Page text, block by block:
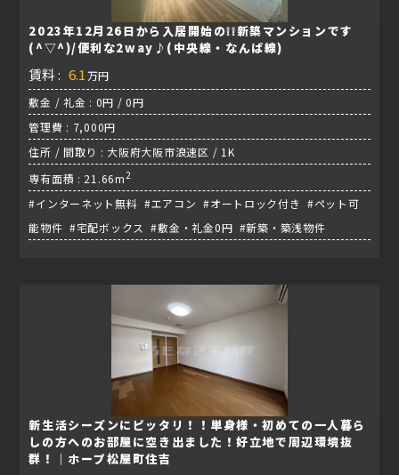
2023年12月26日から入居開始の❕❕新築マンションです
(^▽^)/便利な2way♪(中央線・なんば線)
賃料 : 6.1 万円
敷金 / 礼金 : 0円 / 0円
管理費 : 7,000円
住所 / 間取り : 大阪府大阪市浪速区 / 1K
専有面積 : 21.66m2
#インターネット無料 #エアコン #オートロック付き #ペット可
能物件 #宅配ボックス #敷金・礼金0円 #新築・築浅物件
新生活シーズンにピッタリ！！単身様・初めての一人暮ら
しの方へのお部屋に空き出ました！好立地で周辺環境抜
群！｜ホープ松屋町住吉